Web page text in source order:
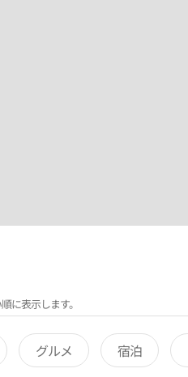
に表示します。
グルメ 宿泊